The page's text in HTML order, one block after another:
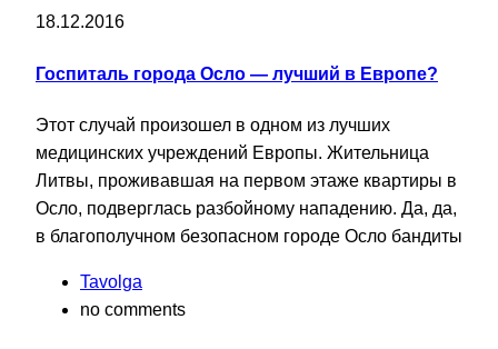
18.12.2016
Госпиталь города Осло — лучший в Европе?
Этот случай произошел в одном из лучших
медицинских учреждений Европы. Жительница
Литвы, проживавшая на первом этаже квартиры в
Осло, подверглась разбойному нападению. Да, да,
в благополучном безопасном городе Осло бандиты
Tavolga
no comments